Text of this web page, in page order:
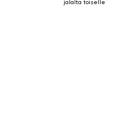
jalalta toiselle